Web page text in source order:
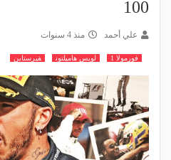
100
علي أحمد منذ 4 سنوات
فورمولا 1 لويس هاميلتون فيرستابن